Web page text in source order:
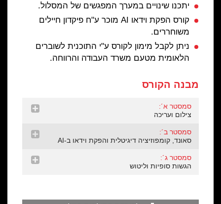
יתכנו שינויים במערך המפגשים של המסלול.
קורס הפקת וידאו AI מוכר ע"ח פיקדון חיילים
משוחררים.
ניתן לקבל מימון לקורס ע"י התוכנית לשוברים
הלאומית מטעם משרד העבודה והרווחה.
מבנה הקורס
סמסטר א´:
צילום ועריכה
סמסטר ב´:
סאונד, קומפוזיציה דיגיטלית והפקת וידאו ב-AI
סמסטר ג´:
הגשות סופיות וליטוש